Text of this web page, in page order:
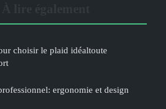
choisir le plaid idéaltoute
ergonomie et design